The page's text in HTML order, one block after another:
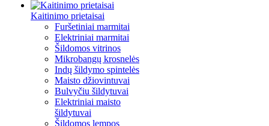
Kaitinimo prietaisai
Furšetiniai marmitai
Elektriniai marmitai
Šildomos vitrinos
Mikrobangų krosnelės
Indų šildymo spintelės
Maisto džiovintuvai
Bulvyčiu šildytuvai
Elektriniai maisto
šildytuvai
Šildomos lempos